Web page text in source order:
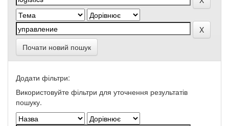
Почати новий пошук
Додати фільтри:
Використовуйте фільтри для уточнення результатів
пошуку.